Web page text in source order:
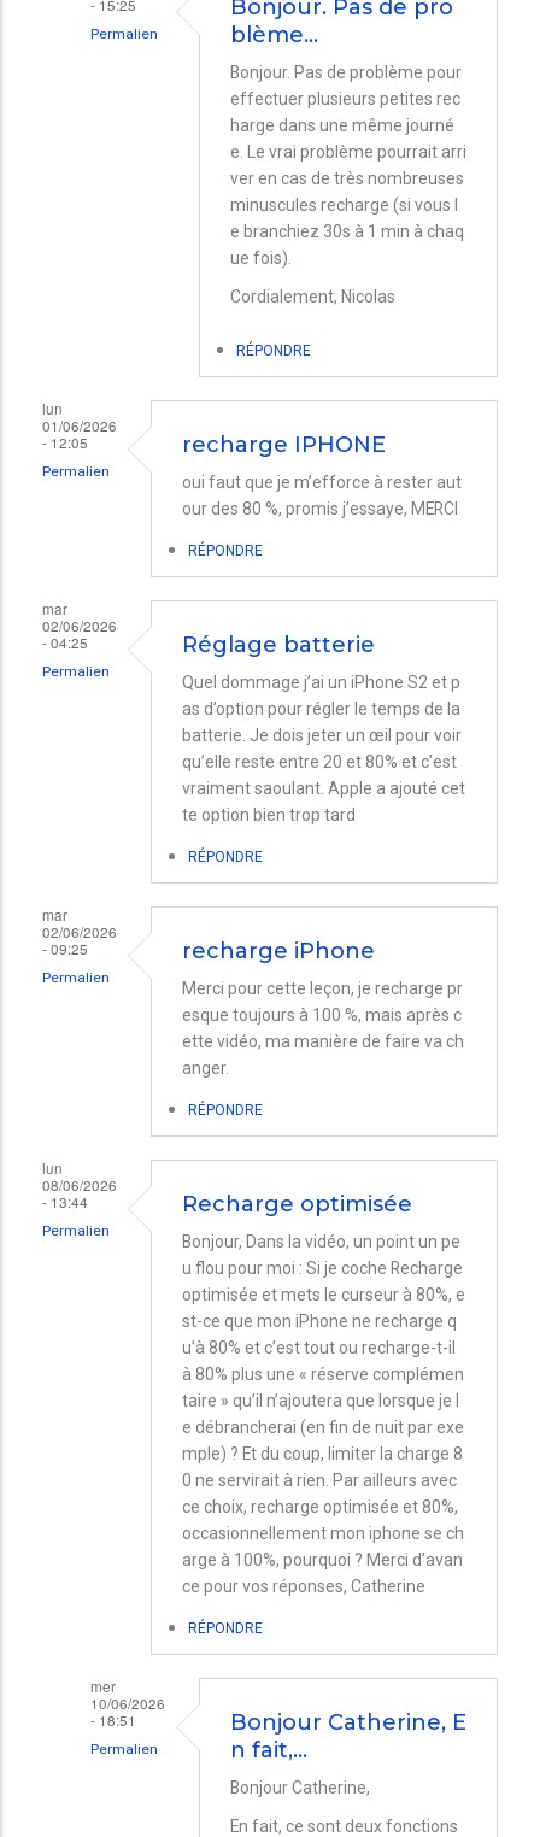
- 15:25
Permalien
Bonjour. Pas de pro
blème…
Bonjour. Pas de problème pour
effectuer plusieurs petites rec
harge dans une même journé
e. Le vrai problème pourrait arri
ver en cas de très nombreuses
minuscules recharge (si vous l
e branchiez 30s à 1 min à chaq
ue fois).
Cordialement, Nicolas
RÉPONDRE
lun
01/06/2026
- 12:05
Permalien
recharge IPHONE
oui faut que je m’efforce à rester aut
our des 80 %, promis j’essaye, MERCI
RÉPONDRE
mar
02/06/2026
- 04:25
Permalien
Réglage batterie
Quel dommage j’ai un iPhone S2 et p
as d’option pour régler le temps de la
batterie. Je dois jeter un œil pour voir
qu’elle reste entre 20 et 80% et c’est
vraiment saoulant. Apple a ajouté cet
te option bien trop tard
RÉPONDRE
mar
02/06/2026
- 09:25
Permalien
recharge iPhone
Merci pour cette leçon, je recharge pr
esque toujours à 100 %, mais après c
ette vidéo, ma manière de faire va ch
anger.
RÉPONDRE
lun
08/06/2026
- 13:44
Permalien
Recharge optimisée
Bonjour, Dans la vidéo, un point un pe
u flou pour moi : Si je coche Recharge
optimisée et mets le curseur à 80%, e
st-ce que mon iPhone ne recharge q
u’à 80% et c’est tout ou recharge-t-il
à 80% plus une « réserve complémen
taire » qu’il n’ajoutera que lorsque je l
e débrancherai (en fin de nuit par exe
mple) ? Et du coup, limiter la charge 8
0 ne servirait à rien. Par ailleurs avec
ce choix, recharge optimisée et 80%,
occasionnellement mon iphone se ch
arge à 100%, pourquoi ? Merci d’avan
ce pour vos réponses, Catherine
RÉPONDRE
mer
10/06/2026
- 18:51
Permalien
Bonjour Catherine, E
n fait,…
Bonjour Catherine,
En fait, ce sont deux fonctions